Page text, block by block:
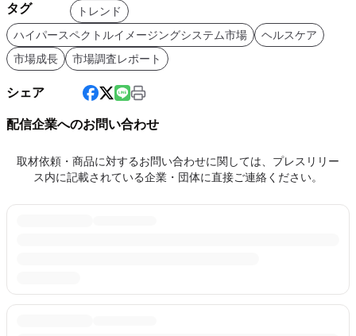
タグ
トレンド
ハイパースペクトルイメージングシステム市場
ヘルスケア
市場成長
市場調査レポート
シェア
配信企業へのお問い合わせ
取材依頼・商品に対するお問い合わせに関しては、プレスリリー
ス内に記載されている企業・団体に直接ご連絡ください。